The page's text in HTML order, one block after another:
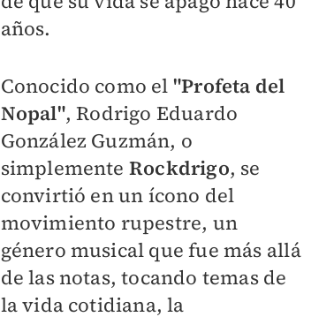
años.
Conocido como el "Profeta del
Nopal", Rodrigo Eduardo
González Guzmán, o
simplemente Rockdrigo, se
convirtió en un ícono del
movimiento rupestre, un
género musical que fue más allá
de las notas, tocando temas de
la vida cotidiana, la